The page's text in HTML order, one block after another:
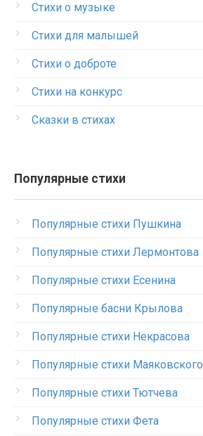
Стихи о музыке
Стихи для малышей
Стихи о доброте
Стихи на конкурс
Сказки в стихах
Популярные стихи
Популярные стихи Пушкина
Популярные стихи Лермонтова
Популярные стихи Есенина
Популярные басни Крылова
Популярные стихи Некрасова
Популярные стихи Маяковского
Популярные стихи Тютчева
Популярные стихи Фета